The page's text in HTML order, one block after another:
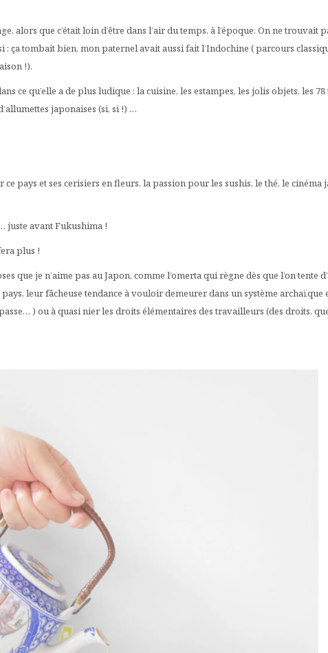
alors que c’était loin d’être dans l’air du temps, à l’époque. On ne trouvait
: ça tombait bien, mon paternel avait aussi fait l’Indochine ( parcours
!).
ce qu’elle a de plus ludique : la cuisine, les estampes, les jolis objets, les
japonaises (si, si !) …
pays et ses cerisiers en fleurs, la passion pour les sushis, le thé, le
juste avant Fukushima !
plus !
que je n’aime pas au Japon, comme l’omerta qui règne dès que l’on tente
leur fâcheuse tendance à vouloir demeurer dans un système archaïque
) ou à quasi nier les droits élémentaires des travailleurs (des droits,